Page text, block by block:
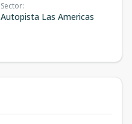
Sector:
Autopista Las Americas